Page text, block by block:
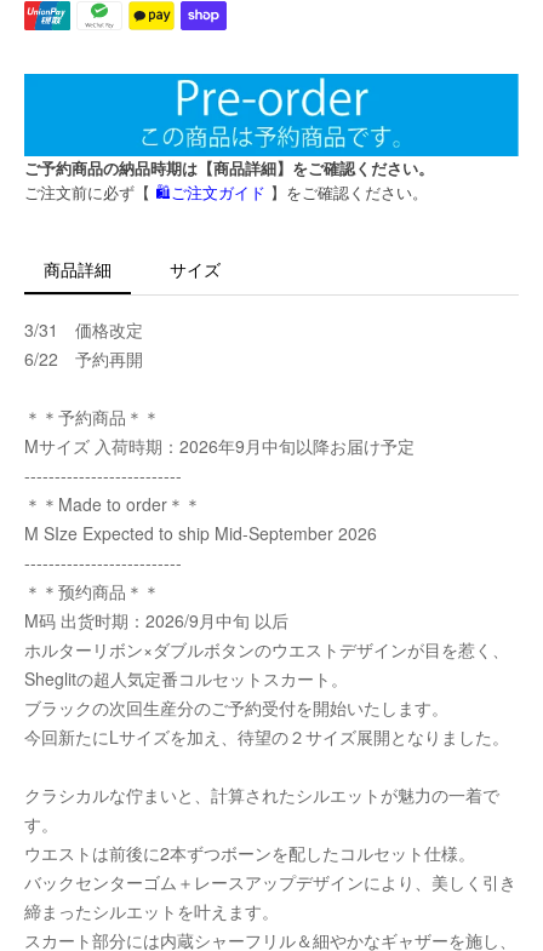
ご予約商品の納品時期は【商品詳細】をご確認ください。
ご注文前に必ず【 🛍️ご注文ガイド 】をご確認ください。
商品詳細 サイズ
3/31 価格改定
6/22 予約再開
＊＊予約商品＊＊
Mサイズ 入荷時期：2026年9月中旬以降お届け予定
--------------------------
＊＊Made to order＊＊
M SIze Expected to ship Mid-September 2026
--------------------------
＊＊预约商品＊＊
M码 出货时期：2026/9月中旬 以后
ホルターリボン×ダブルボタンのウエストデザインが目を惹く、
Sheglitの超人気定番コルセットスカート。
ブラックの次回生産分のご予約受付を開始いたします。
今回新たにLサイズを加え、待望の２サイズ展開となりました。
クラシカルな佇まいと、計算されたシルエットが魅力の一着で
す。
ウエストは前後に2本ずつボーンを配したコルセット仕様。
バックセンターゴム＋レースアップデザインにより、美しく引き
締まったシルエットを叶えます。
スカート部分には内蔵シャーフリル＆細やかなギャザーを施し、